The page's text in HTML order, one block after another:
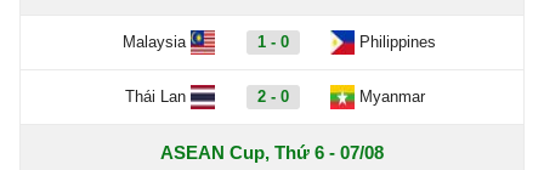
Malaysia 1 - 0 Philippines
Thái Lan 2 - 0 Myanmar
ASEAN Cup, Thứ 6 - 07/08